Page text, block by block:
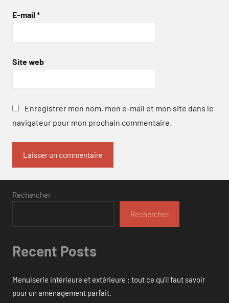
E-mail *
Site web
Enregistrer mon nom, mon e-mail et mon site dans le
navigateur pour mon prochain commentaire.
Rechercher
Rechercher
Recent Posts
Menuiserie intérieure et extérieure : tout ce qu’il faut savoir
pour un aménagement parfait.